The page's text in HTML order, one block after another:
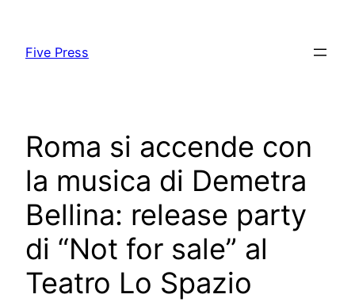
content
Five Press
Roma si accende con
la musica di Demetra
Bellina: release party
di “Not for sale” al
Teatro Lo Spazio